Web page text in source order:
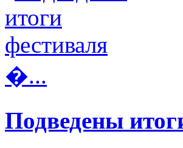
Подведены